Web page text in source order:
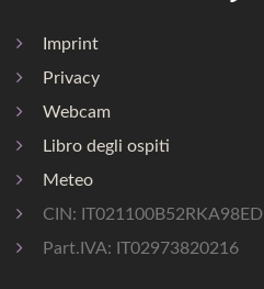
Imprint
Privacy
Webcam
Libro degli ospiti
Meteo
CIN: IT021100B52RKA98ED
Part.IVA: IT02973820216